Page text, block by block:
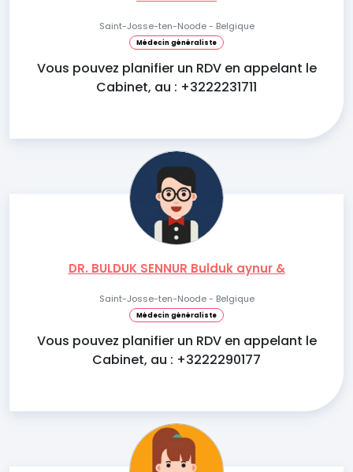
Saint-Josse-ten-Noode - Belgique
Médecin généraliste
Vous pouvez planifier un RDV en appelant le
Cabinet, au : +3222231711
DR. BULDUK SENNUR Bulduk aynur &
Saint-Josse-ten-Noode - Belgique
Médecin généraliste
Vous pouvez planifier un RDV en appelant le
Cabinet, au : +3222290177